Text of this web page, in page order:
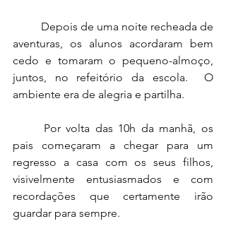
aventuras, os alunos acordaram bem
cedo e tomaram o pequeno-almoço,
juntos, no refeitório da escola.  O
ambiente era de alegria e partilha.
pais começaram a chegar para um
regresso a casa com os seus filhos,
visivelmente entusiasmados e com
recordações que certamente irão
guardar para sempre.